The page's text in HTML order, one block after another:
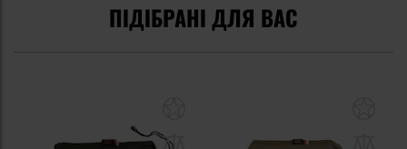
ПІДІБРАНІ ДЛЯ ВАС